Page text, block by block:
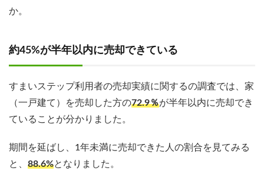
か。
約45%が半年以内に売却できている
すまいステップ利用者の売却実績に関するの調査では、家
（一戸建て）を売却した方の72.9％が半年以内に売却でき
ていることが分かりました。
期間を延ばし、1年未満に売却できた人の割合を見てみる
と、 88.6%となりました。